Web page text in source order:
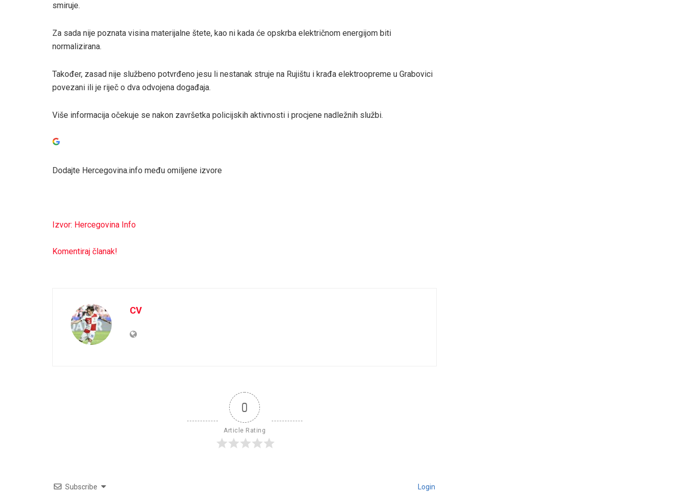
smiruje.
Za sada nije poznata visina materijalne štete, kao ni kada će opskrba električnom energijom biti
normalizirana.
Također, zasad nije službeno potvrđeno jesu li nestanak struje na Rujištu i krađa elektroopreme u Grabovici
povezani ili je riječ o dva odvojena događaja.
Više informacija očekuje se nakon završetka policijskih aktivnosti i procjene nadležnih službi.
Dodajte Hercegovina.info među omiljene izvore
Izvor: Hercegovina Info
Komentiraj članak!
CV
0
Article Rating
Subscribe Login